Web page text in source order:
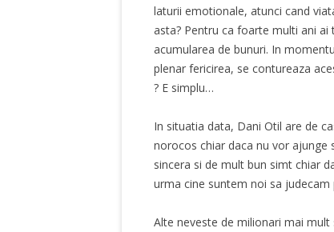
laturii emotionale, atunci cand
asta? Pentru ca foarte multi ani
acumularea de bunuri. In
plenar fericirea, se contureaza
? E simplu…
In situatia data, Dani Otil are de
norocos chiar daca nu vor ajunge
sincera si de mult bun simt chiar
urma cine suntem noi sa judecam
Alte neveste de milionari mai